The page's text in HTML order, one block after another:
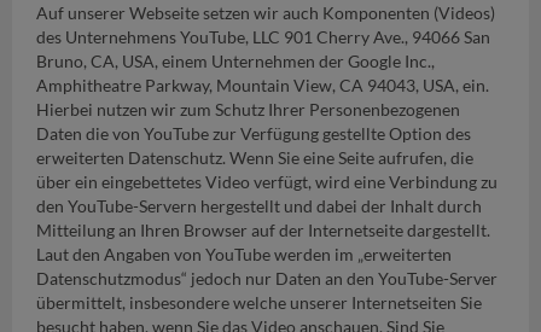
Auf unserer Webseite setzen wir auch Komponenten (Videos)
des Unternehmens YouTube, LLC 901 Cherry Ave., 94066 San
Bruno, CA, USA, einem Unternehmen der Google Inc.,
Amphitheatre Parkway, Mountain View, CA 94043, USA, ein.
Hierbei nutzen wir zum Schutz Ihrer Personenbezogenen
Daten die von YouTube zur Verfügung gestellte Option des
erweiterten Datenschutz. Wenn Sie eine Seite aufrufen, die
über ein eingebettetes Video verfügt, wird eine Verbindung zu
den YouTube-Servern hergestellt und dabei der Inhalt durch
Mitteilung an Ihren Browser auf der Internetseite dargestellt.
Laut den Angaben von YouTube werden im „erweiterten
Datenschutzmodus“ jedoch nur Daten an den YouTube-Server
übermittelt, insbesondere welche unserer Internetseiten Sie
besucht haben, wenn Sie das Video anschauen. Sind Sie